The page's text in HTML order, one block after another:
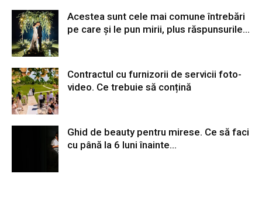
Acestea sunt cele mai comune întrebări
pe care și le pun mirii, plus răspunsurile...
Contractul cu furnizorii de servicii foto-
video. Ce trebuie să conțină
Ghid de beauty pentru mirese. Ce să faci
cu până la 6 luni înainte...